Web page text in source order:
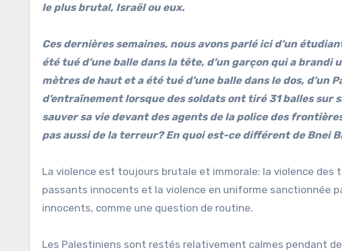
le plus brutal, Israël ou eux.
Ces dernières semaines, nous avons parlé ici d’un
été tué d’une balle dans la tête, d’un garçon qui a
mètres de haut et a été tué d’une balle dans le dos, d’un
d’entraînement lorsque des soldats ont tiré 31 balles sur
sauver sa vie devant des agents de la police des
pas aussi de la terreur? En quoi est-ce différent de Bnei
La violence est toujours brutale et immorale: la violence
passants innocents et la violence en uniforme sanctionnée
innocents, comme une question de routine.
Les Palestiniens sont restés relativement calmes pendant